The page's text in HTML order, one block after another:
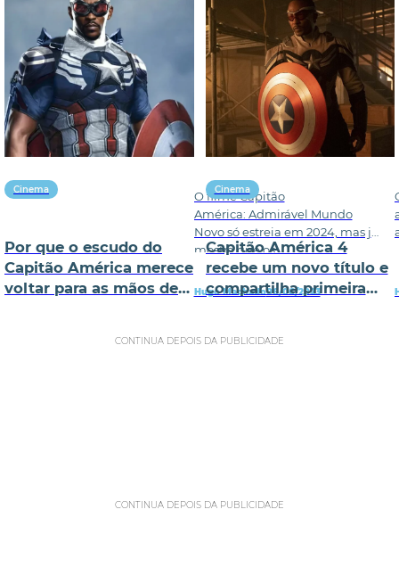
Cinema
Por que o escudo do
Capitão América merece
voltar para as mãos de
O filme Capitão
América: Admirável Mundo
Novo só estreia em 2024, mas já
mostra que os
Hugo Machado06/06/2023
Cinema
Capitão América 4
recebe um novo título e
compartilha primeira
CONTINUA DEPOIS DA PUBLICIDADE
CONTINUA DEPOIS DA PUBLICIDADE